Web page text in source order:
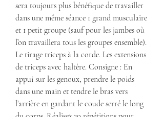
sera toujours plus bénéfique de travailler
dans une même séance 1 grand musculaire
et 1 petit groupe (sauf pour les jambes où
l’on travaillera tous les groupes ensemble).
Le tirage triceps à la corde. Les extensions
de triceps avec haltère. Consigne : En
appui sur les genoux, prendre le poids
dans une main et tendre le bras vers
l’arrière en gardant le coude serré le long